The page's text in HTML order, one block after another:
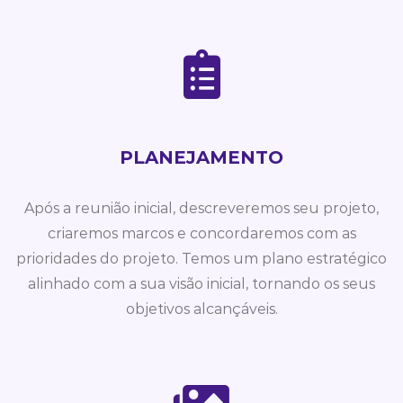
PLANEJAMENTO
Após a reunião inicial, descreveremos seu projeto,
criaremos marcos e concordaremos com as
prioridades do projeto. Temos um plano estratégico
alinhado com a sua visão inicial, tornando os seus
objetivos alcançáveis.